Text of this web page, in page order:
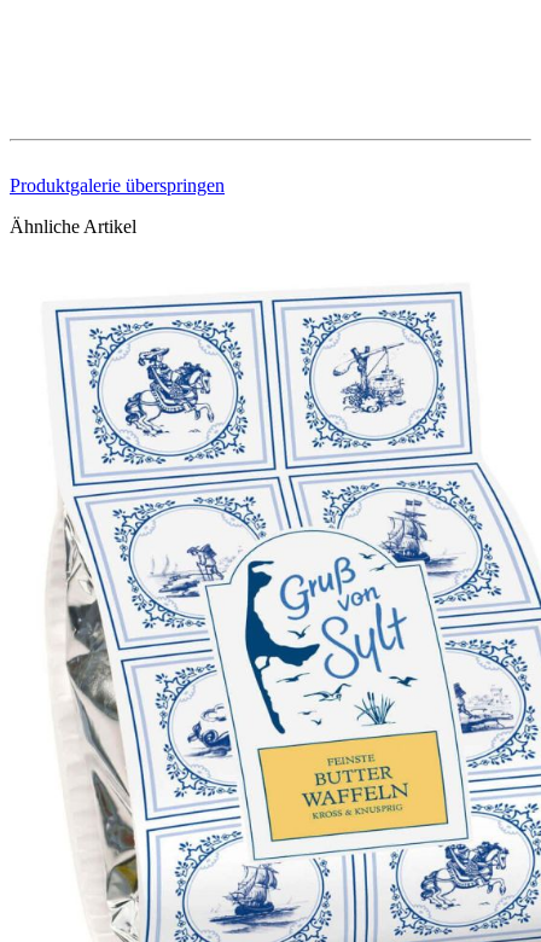
Produktgalerie überspringen
Ähnliche Artikel